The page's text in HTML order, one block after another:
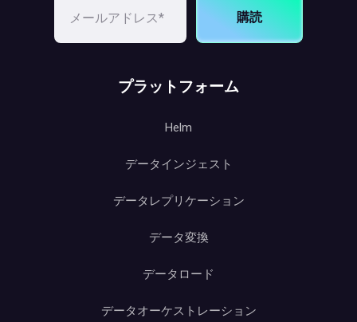
購読
プラットフォーム
Helm
データインジェスト
データレプリケーション
データ変換
データロード
データオーケストレーション